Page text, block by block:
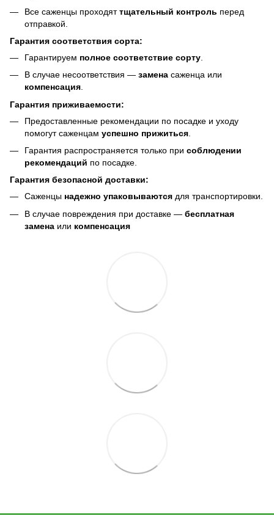
Все саженцы проходяттщательный контроль перед
отправкой.
Гарантия соответствия сорта:
Гарантируем полное соответствие сорту
В случае несоответствия — замена саженца или
компенсация.
Гарантия приживаемости:
Предоставленные рекомендации по посадке и уходу
помогут саженцам успешно прижиться
Гарантия распространяется только при соблюдении
рекомендаций по посадке.
Гарантия безопасной доставки:
Саженцы надежно упаковываются для транспортировки.
В случае повреждения при доставке — бесплатная
замена или компенсация